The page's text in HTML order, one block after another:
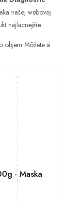
našej webovej
najlacnejšie.
objem Môžete si
- Maska